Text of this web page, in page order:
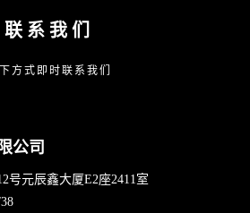
联系我们
方式即时联系我们
公司
号元辰鑫大厦E2座2411室